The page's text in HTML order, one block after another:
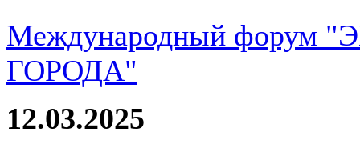
Международный
ГОРОДА"
12.03.2025